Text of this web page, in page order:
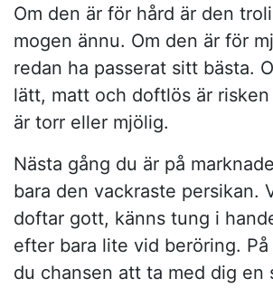
Om den är för hård är den
mogen ännu. Om den är för
redan ha passerat sitt bästa.
lätt, matt och doftlös är
är torr eller mjölig.
Nästa gång du är på
bara den vackraste persikan.
doftar gott, känns tung i
efter bara lite vid beröring.
du chansen att ta med dig en